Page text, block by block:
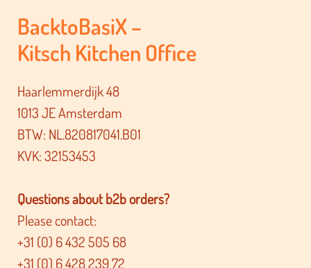
BacktoBasiX –
Kitsch Kitchen Office
Haarlemmerdijk 48
1013 JE Amsterdam
BTW: NL.820817041.B01
KVK: 32153453
Questions about b2b orders?
Please contact:
+31 (0) 6 432 505 68
+31 (0) 6 428 239 72